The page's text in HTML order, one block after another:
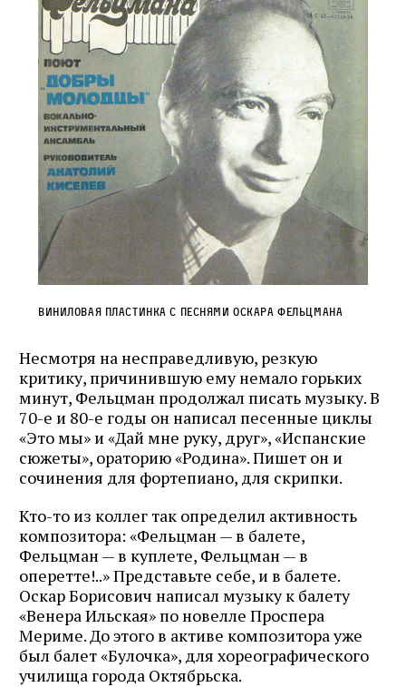
Виниловая пластинка с песнями Оскара Фельцмана
Несмотря на несправедливую, резкую
критику, причинившую ему немало горьких
минут, Фельцман продолжал писать музыку. В
70-е и 80-е годы он написал песенные циклы
«Это мы» и «Дай мне руку, друг», «Испанские
сюжеты», ораторию «Родина». Пишет он и
сочинения для фортепиано, для скрипки.
Кто-то из коллег так определил активность
композитора: «Фельцман — в балете,
Фельцман — в куплете, Фельцман — в
оперетте!..» Представьте себе, и в балете.
Оскар Борисович написал музыку к балету
«Венера Ильская» по новелле Проспера
Мериме. До этого в активе композитора уже
был балет «Булочка», для хореографического
училища города Октябрьска.